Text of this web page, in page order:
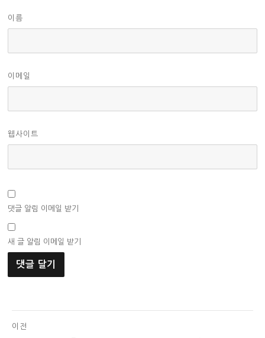
이름
이메일
웹사이트
댓글 알림 이메일 받기
새 글 알림 이메일 받기
글
이전